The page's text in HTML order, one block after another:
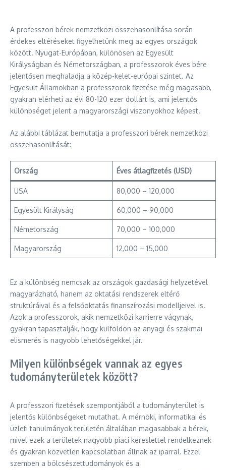
A professzori bérek nemzetközi összehasonlítása során
érdekes eltéréseket figyelhetünk meg az egyes országok
között. Nyugat-Európában, különösen az Egyesült
Királyságban és Németországban, a professzorok éves bére
jelentősen meghaladja a közép-kelet-európai szintet. Az
Egyesült Államokban a professzorok fizetése még magasabb,
gyakran elérheti az évi 80-120 ezer dollárt is, ami jelentős
különbséget jelent a magyarországi viszonyokhoz képest.
Az alábbi táblázat bemutatja a professzori bérek nemzetközi
összehasonlítását:
Ország Éves átlagfizetés (USD)
USA 80,000 – 120,000
Egyesült Királyság 60,000 – 90,000
Németország 70,000 – 100,000
Magyarország 12,000 – 15,000
Ez a különbség nemcsak az országok gazdasági helyzetével
magyarázható, hanem az oktatási rendszerek eltérő
struktúráival és a felsőoktatás finanszírozási modelljeivel is.
Azok a professzorok, akik nemzetközi karrierre vágynak,
gyakran tapasztalják, hogy külföldön az anyagi és szakmai
elismerés is nagyobb lehetőségekkel jár.
Milyen különbségek vannak az egyes
tudományterületek között?
A professzori fizetések szempontjából a tudományterület is
jelentős különbségeket mutathat. A mérnöki, informatikai és
üzleti tanulmányok területén általában magasabbak a bérek,
mivel ezek a területek nagyobb piaci kereslettel rendelkeznek
és gyakran közvetlen kapcsolatban állnak az iparral. Ezzel
szemben a bölcsészettudományok és a